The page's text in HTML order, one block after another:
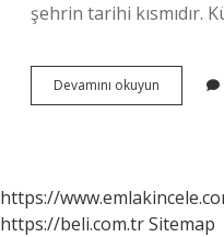
şehrin tarihi kısmıdır.
Devamını okuyun
Mekan
https://
https://beli.com.trSitemap